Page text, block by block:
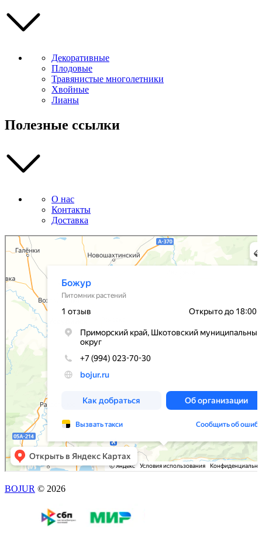
Декоративные
Плодовые
Травянистые многолетники
Хвойные
Лианы
Полезные ссылки
О нас
Контакты
Доставка
Божур
Питомник растений в Приморском крае
BOJUR © 2026